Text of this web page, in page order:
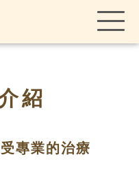
紹
專業的治療